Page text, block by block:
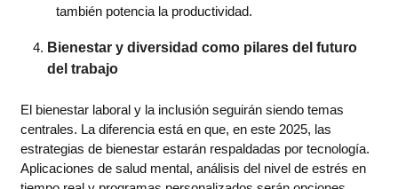
también potencia la productividad.
Bienestar y diversidad como pilares del futuro
del trabajo
El bienestar laboral y la inclusión seguirán siendo temas
centrales. La diferencia está en que, en este 2025, las
estrategias de bienestar estarán respaldadas por tecnología.
Aplicaciones de salud mental, análisis del nivel de estrés en